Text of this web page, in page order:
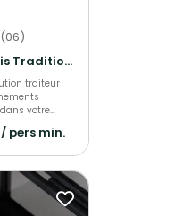
Street Food • Français Traditionnel • Cuisine régionale
traiteur
votre
nos services
des repas et
nécessaires, y
de
pers min.